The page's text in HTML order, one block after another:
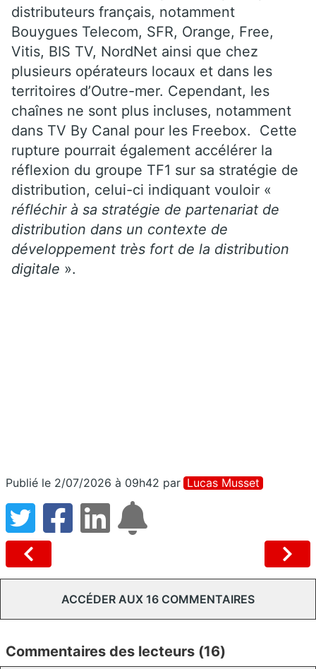
distributeurs français, notamment
Bouygues Telecom, SFR, Orange, Free,
Vitis, BIS TV, NordNet ainsi que chez
plusieurs opérateurs locaux et dans les
territoires d’Outre-mer. Cependant, les
chaînes ne sont plus incluses, notamment
dans TV By Canal pour les Freebox. Cette
rupture pourrait également accélérer la
réflexion du groupe TF1 sur sa stratégie de
distribution, celui-ci indiquant vouloir «
réfléchir à sa stratégie de partenariat de
distribution dans un contexte de
développement très fort de la distribution
digitale ».
Publié le 2/07/2026 à 09h42 par Lucas Musset
ACCÉDER AUX 16 COMMENTAIRES
Commentaires des lecteurs (16)